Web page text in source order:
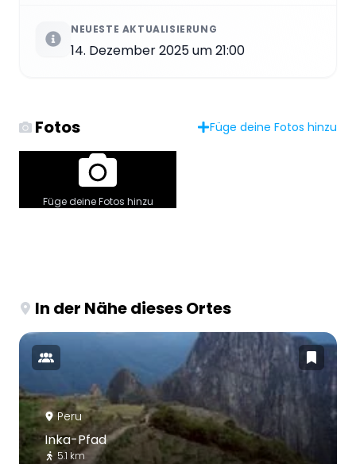
NEUESTE AKTUALISIERUNG
14. Dezember 2025 um 21:00
Fotos Füge deine Fotos hinzu
Füge deine Fotos hinzu
In der Nähe dieses Ortes
Peru
Inka-Pfad
5.1 km